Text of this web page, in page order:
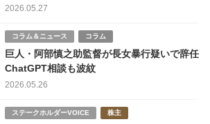
ネス報道も
2026.05.27
コラム＆ニュース コラム
巨人・阿部慎之助監督が長女暴行疑いで辞任
ChatGPT相談も波紋
2026.05.26
ステークホルダーVOICE 株主